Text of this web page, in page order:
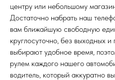
центру или небольшому
Достаточно набрать наш
вам ближайшую свободную
круглосуточно, без выходных
выбирают удобное время,
рулем каждого нашего
водитель, который аккуратно